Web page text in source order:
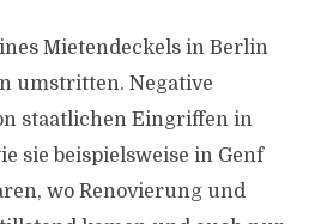
Mietendeckels in Berlin
umstritten. Negative
staatlichen Eingriffen in
sie beispielsweise in Genf
wo Renovierung und